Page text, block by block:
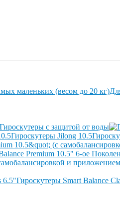
маленьких (весом до 20 кг)
Гироскутеры с защитой от воды
Гироскутеры Jilong 10.5
Premium 10.5" 6-ое
и
6.5"Гироскутеры Smart Balance